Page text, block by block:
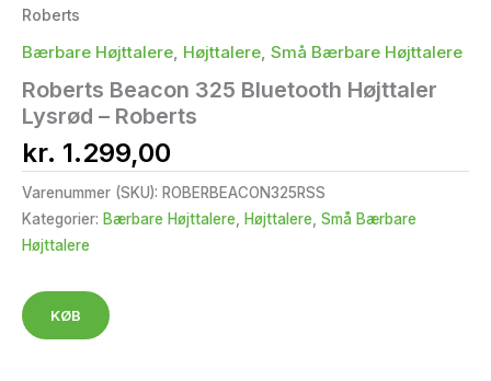
Roberts
Bærbare Højttalere Højttalere Små Bærbare Højttalere
Roberts Beacon 325 Bluetooth Højttaler
Lysrød – Roberts
kr. 1.299,00
Varenummer (SKU): ROBERBEACON325RSS
Kategorier: Bærbare Højttalere, Højttalere, Små Bærbare
Højttalere
KØB